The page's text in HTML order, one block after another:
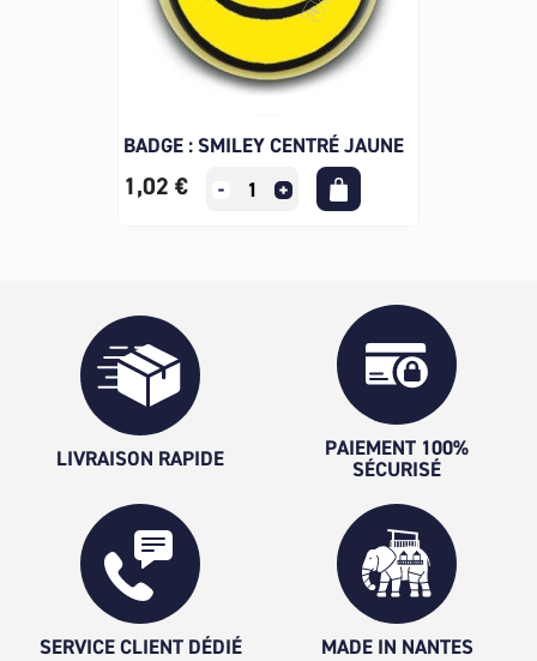
BADGE : SMILEY CENTRÉ JAUNE
1,02 €
LIVRAISON RAPIDE
PAIEMENT 100%
SÉCURISÉ
SERVICE CLIENT DÉDIÉ MADE IN NANTES